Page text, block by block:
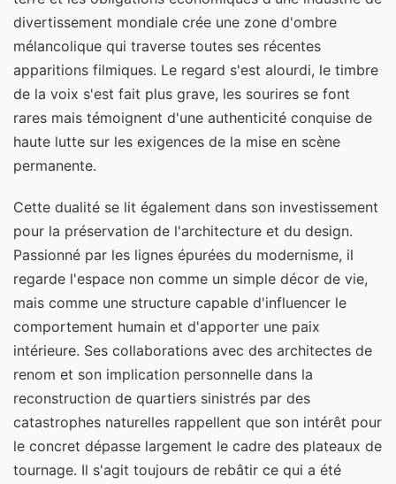
divertissement mondiale crée une zone d'ombre
mélancolique qui traverse toutes ses récentes
apparitions filmiques. Le regard s'est alourdi, le timbre
de la voix s'est fait plus grave, les sourires se font
rares mais témoignent d'une authenticité conquise de
haute lutte sur les exigences de la mise en scène
permanente.
Cette dualité se lit également dans son investissement
pour la préservation de l'architecture et du design.
Passionné par les lignes épurées du modernisme, il
regarde l'espace non comme un simple décor de vie,
mais comme une structure capable d'influencer le
comportement humain et d'apporter une paix
intérieure. Ses collaborations avec des architectes de
renom et son implication personnelle dans la
reconstruction de quartiers sinistrés par des
catastrophes naturelles rappellent que son intérêt pour
le concret dépasse largement le cadre des plateaux de
tournage. Il s'agit toujours de rebâtir ce qui a été